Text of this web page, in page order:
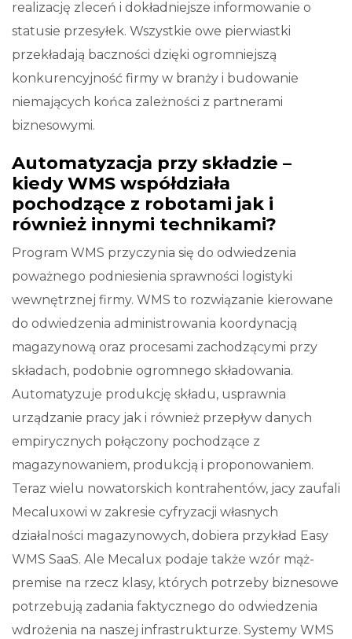
realizację zleceń i dokładniejsze informowanie o
statusie przesyłek. Wszystkie owe pierwiastki
przekładają baczności dzięki ogromniejszą
konkurencyjność firmy w branży i budowanie
niemających końca zależności z partnerami
biznesowymi.
Automatyzacja przy składzie –
kiedy WMS współdziała
pochodzące z robotami jak i
również innymi technikami?
Program WMS przyczynia się do odwiedzenia
poważnego podniesienia sprawności logistyki
wewnętrznej firmy. WMS to rozwiązanie kierowane
do odwiedzenia administrowania koordynacją
magazynową oraz procesami zachodzącymi przy
składach, podobnie ogromnego składowania.
Automatyzuje produkcję składu, usprawnia
urządzanie pracy jak i również przepływ danych
empirycznych połączony pochodzące z
magazynowaniem, produkcją i proponowaniem.
Teraz wielu nowatorskich kontrahentów, jacy zaufali
Mecaluxowi w zakresie cyfryzacji własnych
działalności magazynowych, dobiera przykład Easy
WMS SaaS. Ale Mecalux podaje także wzór mąż-
premise na rzecz klasy, których potrzeby biznesowe
potrzebują zadania faktycznego do odwiedzenia
wdrożenia na naszej infrastrukturze. Systemy WMS